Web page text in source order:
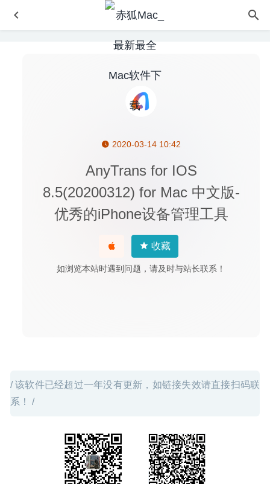
2020-03-14 10:42
AnyTrans for IOS
8.5(20200312) for Mac 中文版-
优秀的iPhone设备管理工具
收藏
如浏览本站时遇到问题，请及时与站长联系！
/ 该软件已经超过一年没有更新，如链接失效请直接扫码联
系！ /
Combo Cleaner Premium 1.3.2 for Mac- mac系统优化清
Luxion Keyshot Pro 9.3.14 中文版-强大的3D动画渲染制作
2020-04-29
balenaEtcher 1.5.81 – U盘启动盘制作工具 2020-04-17